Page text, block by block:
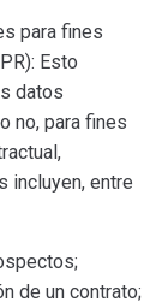
para fines
Esto
datos
no, para fines
incluyen, entre
de un contrato;